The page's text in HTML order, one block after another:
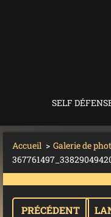
SELF
Accueil > Galerie de
PRÉCÉDENT